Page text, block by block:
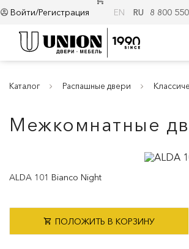
Войти/Регистрация EN RU 8 800
Каталог Распашные двери
Межкомнатные
ALDA 101 Bianco Night
ПОЛОЖИТЬ В КОРЗИНУ